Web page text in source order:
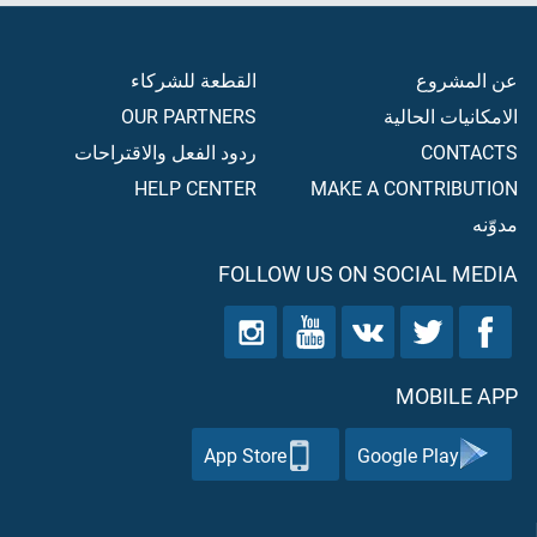
عن المشروع
الامكانيات الحالية
CONTACTS
MAKE A CONTRIBUTION
مدوّنه
القطعة للشركاء
OUR PARTNERS
ردود الفعل والاقتراحات
HELP CENTER
FOLLOW US ON SOCIAL MEDIA
MOBILE APP
Google Play
App Store